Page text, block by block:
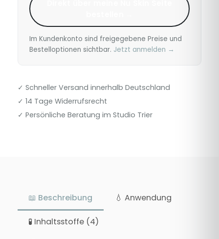
Im Kundenkonto sind freigegebene Preise und
Bestelloptionen sichtbar. Jetzt anmelden →
✓ Schneller Versand innerhalb Deutschland
✓ 14 Tage Widerrufsrecht
✓ Persönliche Beratung im Studio Trier
📖 Beschreibung 💧 Anwendung
🧪 Inhaltsstoffe (4)